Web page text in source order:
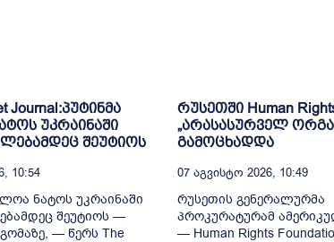
Journal:პუტინმა
უკრაინაში
შეუტიოს
10:54
ნატოს უკრაინაში
შეუტიოს —
— წერს The
რუსეთში Human
„არასასურველ
გამოცხადდა
07 Აგვისტო 2026, 10:49
რუსეთის გენერალურმა
პროკურატურამ
— Human Rights